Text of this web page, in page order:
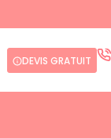
DEVIS GRATUIT